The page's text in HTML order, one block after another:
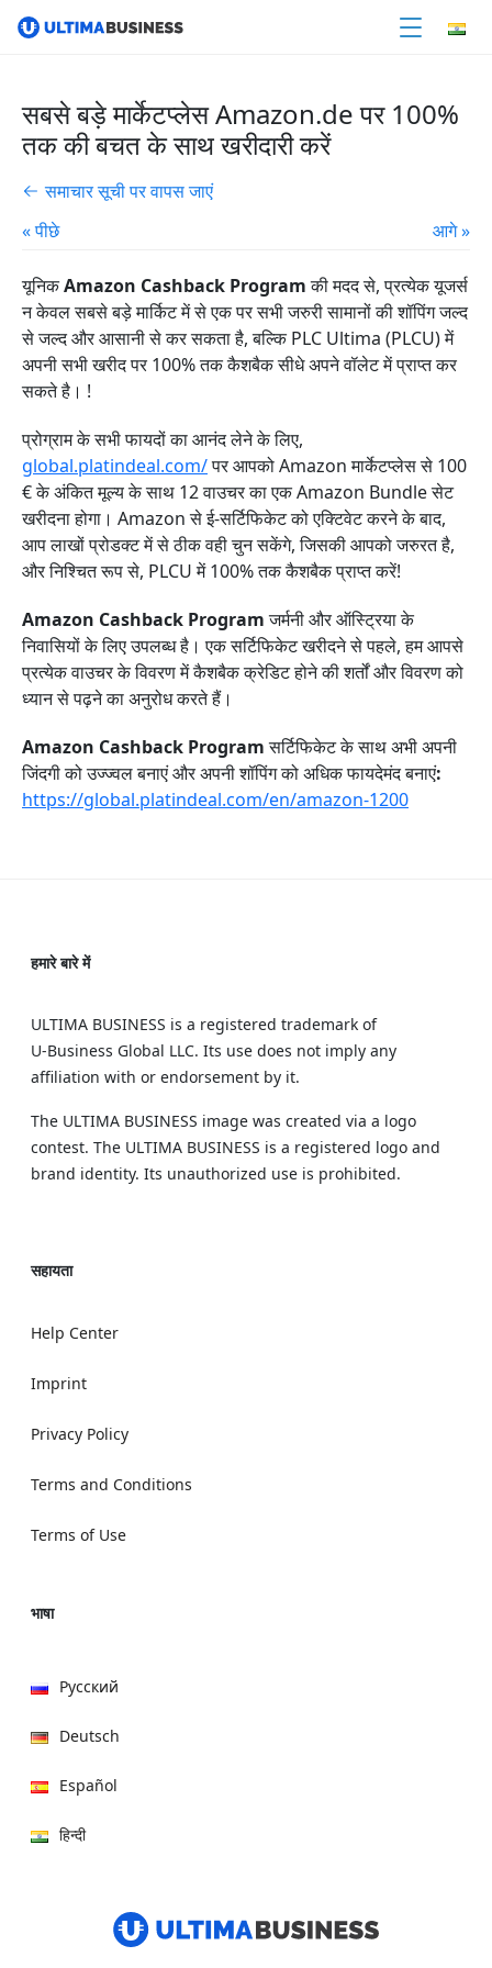
सबसे बड़े मार्केटप्लेस Amazon.de पर 100%
तक की बचत के साथ खरीदारी करें
समाचार सूची पर वापस जाएं
« पीछे
आगे »
यूनिकAmazon Cashback Programकी मदद से, प्रत्येक यूजर्स
न केवल सबसे बड़े मार्किट में से एक पर सभी जरुरी सामानों की शॉपिंग जल्द
से जल्द और आसानी से कर सकता है, बल्कि PLC Ultima (PLCU) में
अपनी सभी खरीद पर 100% तक कैशबैक सीधे अपने वॉलेट में प्राप्त कर
सकते है। !
प्रोग्राम के सभी फायदों का आनंद लेने के लिए,
global.platindeal.com/पर आपको Amazon मार्केटप्लेस से 100
€ के अंकित मूल्य के साथ 12 वाउचर का एक Amazon Bundle सेट
खरीदना होगा। Amazon सेई-सर्टिफिकेट को एक्टिवेटकरने के बाद,
आप लाखों प्रोडक्ट में से ठीक वही चुन सकेंगे, जिसकी आपको जरुरत है,
और निश्चित रूप से, PLCU में 100% तक कैशबैक प्राप्त करें!
Amazon Cashback Programजर्मनी और ऑस्ट्रिया के
निवासियों के लिए उपलब्ध है। एक सर्टिफिकेट खरीदने से पहले, हम आपसे
प्रत्येक वाउचर के विवरण में कैशबैक क्रेडिट होने की शर्तों और विवरण को
ध्यान से पढ़ने का अनुरोध करते हैं।
Amazon Cashback Programसर्टिफिकेट के साथ अभी अपनी
जिंदगी को उज्ज्वल बनाएं और अपनी शॉपिंग को अधिक फायदेमंद बनाएं:
https://global.platindeal.com/en/amazon-1200
हमारे बारे में
ULTIMA BUSINESS is a registered trademark of
U‑Business Global LLC. Its use does not imply any
affiliation with or endorsement by it.
The ULTIMA BUSINESS image was created via a logo
contest. The ULTIMA BUSINESS is a registered logo and
brand identity. Its unauthorized use is prohibited.
सहायता
Help Center
Imprint
Privacy Policy
Terms and Conditions
Terms of Use
भाषा
Русский
Deutsch
Español
हिन्दी